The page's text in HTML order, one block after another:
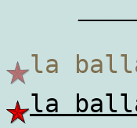
la
la